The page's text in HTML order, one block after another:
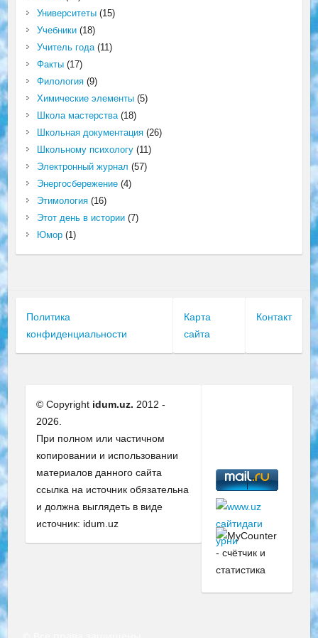
Университеты(15)
Учебники(18)
Учитель года(11)
Факты(17)
Филология(9)
Химические элементы(5)
Школа мастерства(18)
Школьная документация(26)
Школьному психологу(11)
Электронный журнал (57)
Энергосбережение(4)
Этимология(16)
Этот день в истории(7)
Юмор(1)
Политика
конфиденциальности
Карта
сайта
Контакт
© Copyright idum.uz. 2012 -
2026.
При полном или частичном
копировании и использовании
материалов данного сайта
ссылка на источник обязательна
и должна выглядеть в виде
источник: idum.uz